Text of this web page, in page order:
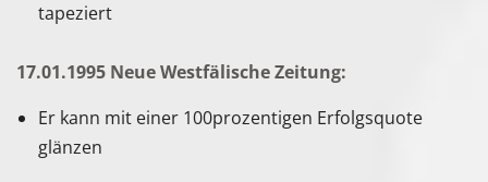
tapeziert
17.01.1995 Neue Westfälische Zeitung:
Er kann mit einer 100prozentigen Erfolgsquote
glänzen